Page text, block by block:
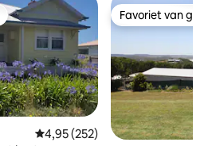
Gemiddelde beoordeling van
4,95 (252)
Favoriet van
Favoriet van